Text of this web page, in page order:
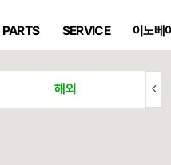
PARTS SERVICE 이노베
해외